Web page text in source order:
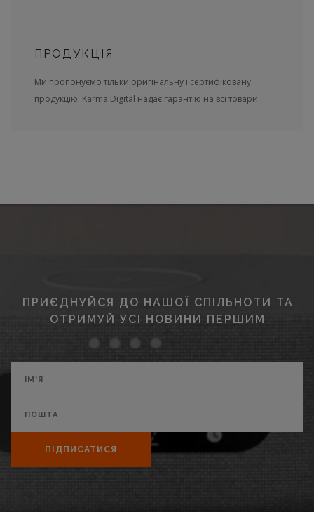
ПРОДУКЦІЯ
Ми пропонуємо тільки оригінальну і сертифіковану
продукцію. Karma.Digital надає гарантію на всі товари.
ПРИЄДНУЙСЯ ДО НАШОЇ СПІЛЬНОТИ ТА
ОТРИМУЙ УСІ НОВИНИ ПЕРШИМ
ПІДПИСАТИСЯ